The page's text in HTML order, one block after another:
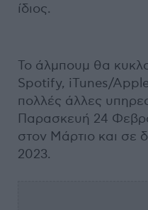
ίδιος.
Το άλμπουμ θα
Spotify, iTunes/
πολλές άλλες
Παρασκευή 24
στον Μάρτιο και σε
2023.